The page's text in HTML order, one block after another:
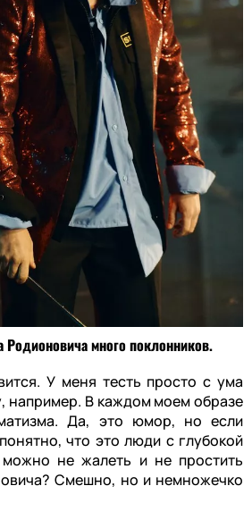
Родионовича много поклонников.
У меня тесть просто с ума
например. В каждом моем образе
Да, это юмор, но если
что это люди с глубокой
не жалеть и не простить
Смешно, но и немножечко